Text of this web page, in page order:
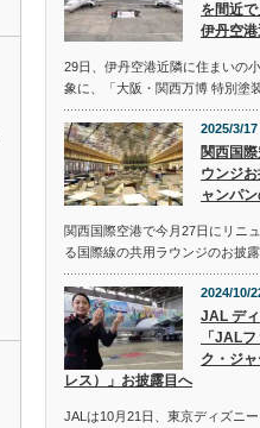
を間近
伊丹空
29日、伊丹空港近隣に住まいの
象に、「大阪・関西万博 特別塗
2025/3/17
関西国
ウンジ
ャンパ
関西国際空港で今月27日にリニ
る国際線の共用ラウンジのお披
2024/10/
JAL デ
「JAL
ク・ジ
レス）」お披露目へ
JALは10月21日、東京ディズニ